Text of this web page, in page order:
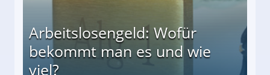
Arbeitslosengeld: Wofür
bekommt man es und wie
viel?